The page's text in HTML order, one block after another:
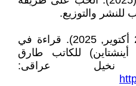
للنشر والتوزيع.
(1) أحمد فاروق بيضون. (21 أكتوير, 2025). قراءة في
للكاتب طارق
نخيل عراقى: